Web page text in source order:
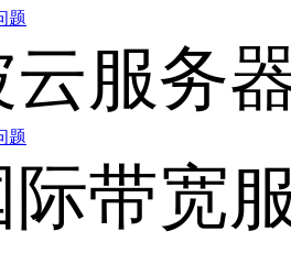
题
云服务
题
际带宽